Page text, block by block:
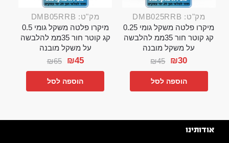
מק"ט: DMB025RRB
מיקרו פלטה משקל גומי 0.25
קג קוטר חור 35ממ להלבשה
על משקל מובנה
₪45 ₪30
הוספה לסל
מק"ט: DMB05RRB
מיקרו פלטה משקל גומי 0.5
קג קוטר חור 35ממ להלבשה
על משקל מובנה
₪65 ₪45
הוספה לסל
אודותינו